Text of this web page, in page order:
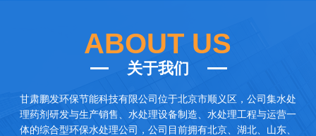
ABOUT US
关于我们
甘肃鹏发环保节能科技有限公司位于北京市顺义区，公司集水处
理药剂研发与生产销售、水处理设备制造、水处理工程与运营一
体的综合型环保水处理公司，公司目前拥有北京、湖北、山东、